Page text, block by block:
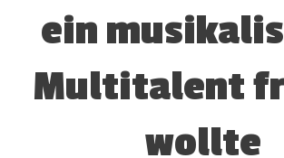
ein
Multitalent
wollte